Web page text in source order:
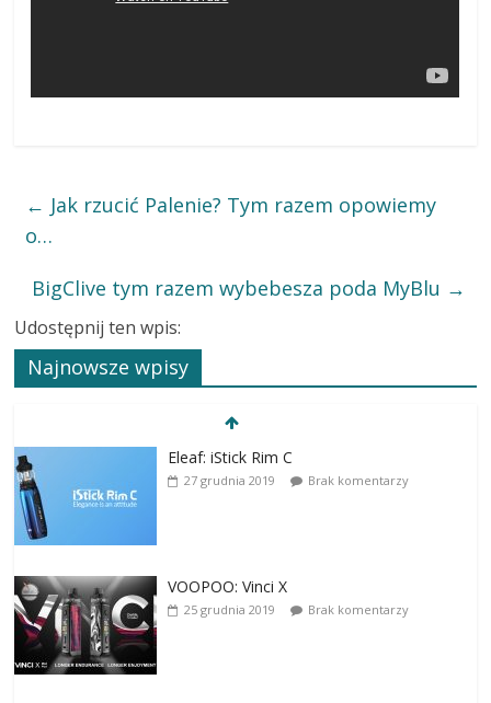
← Jak rzucić Palenie? Tym razem opowiemy
o…
BigClive tym razem wybebesza poda MyBlu →
Udostępnij ten wpis:
Najnowsze wpisy
Eleaf: iStick Rim C
27 grudnia 2019 Brak komentarzy
VOOPOO: Vinci X
25 grudnia 2019 Brak komentarzy